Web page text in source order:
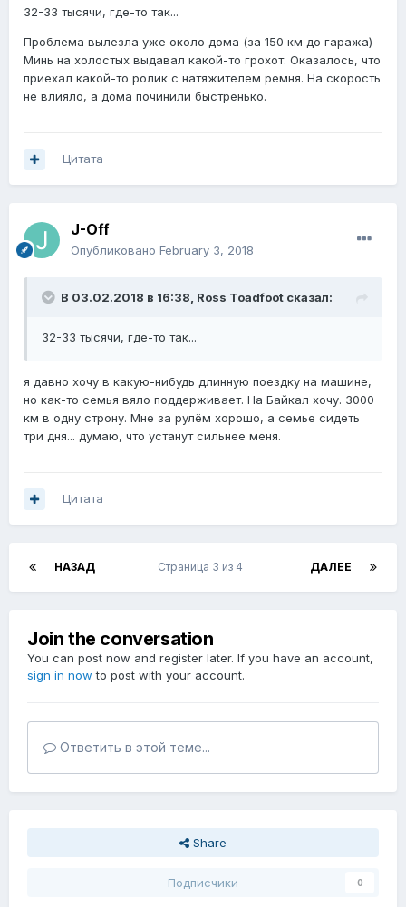
32-33 тысячи, где-то так...
Проблема вылезла уже около дома (за 150 км до гаража) -
Минь на холостых выдавал какой-то грохот. Оказалось, что
приехал какой-то ролик с натяжителем ремня. На скорость
не влияло, а дома починили быстренько.
Цитата
J-Off
Опубликовано February 3, 2018
В 03.02.2018 в 16:38, Ross Toadfoot сказал:
32-33 тысячи, где-то так...
я давно хочу в какую-нибудь длинную поездку на машине,
но как-то семья вяло поддерживает. На Байкал хочу. 3000
км в одну строну. Мне за рулём хорошо, а семье сидеть
три дня... думаю, что устанут сильнее меня.
Цитата
НАЗАД ДАЛЕЕ
Страница 3 из 4
Join the conversation
You can post now and register later. If you have an account,
sign in now to post with your account.
Ответить в этой теме...
Share
Подписчики 0